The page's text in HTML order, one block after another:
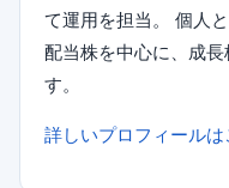
て運用を担当。 個人
配当株を中心に、成
す。
詳しいプロフィールは